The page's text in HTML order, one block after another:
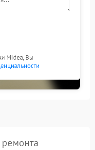
Midea, Вы